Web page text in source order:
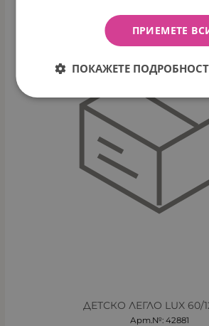
ДЕТСКО ЛЕГЛО LUX 60/
Арт.№: 42881
ПРИЕМЕТЕ
ПОКАЖЕТЕ